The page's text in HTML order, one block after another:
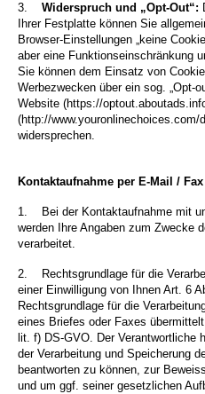
3. Widerspruch und „Opt-Out“:
Ihrer Festplatte können Sie
Browser-Einstellungen „keine
aber eine Funktionseinschränkung
Sie können dem Einsatz von
Werbezwecken über ein sog. „Opt-
Website (https://
(http://www.youronlinechoices.com/
widersprechen.
Kontaktaufnahme per E-Mail /
1.
Bei der Kontaktaufnahme mit
werden Ihre Angaben zum Zwecke
verarbeitet.
2.
Rechtsgrundlage für die
einer Einwilligung von Ihnen Art. 6
Rechtsgrundlage für die
eines Briefes oder Faxes
lit. f) DS-GVO. Der Verantwortliche
der Verarbeitung und Speicherung
beantworten zu können, zur
und um ggf. seiner gesetzlichen